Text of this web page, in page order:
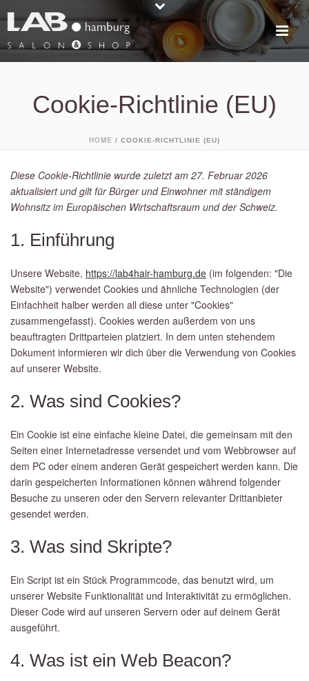
Cookie-Richtlinie (EU)
HOME / COOKIE-RICHTLINIE (EU)
Diese Cookie-Richtlinie wurde zuletzt am 27. Februar 2026
aktualisiert und gilt für Bürger und Einwohner mit ständigem
Wohnsitz im Europäischen Wirtschaftsraum und der Schweiz.
1. Einführung
Unsere Website, https://lab4hair-hamburg.de (im folgenden: "Die
Website") verwendet Cookies und ähnliche Technologien (der
Einfachheit halber werden all diese unter "Cookies"
zusammengefasst). Cookies werden außerdem von uns
beauftragten Drittparteien platziert. In dem unten stehendem
Dokument informieren wir dich über die Verwendung von Cookies
auf unserer Website.
2. Was sind Cookies?
Ein Cookie ist eine einfache kleine Datei, die gemeinsam mit den
Seiten einer Internetadresse versendet und vom Webbrowser auf
dem PC oder einem anderen Gerät gespeichert werden kann. Die
darin gespeicherten Informationen können während folgender
Besuche zu unseren oder den Servern relevanter Drittanbieter
gesendet werden.
3. Was sind Skripte?
Ein Script ist ein Stück Programmcode, das benutzt wird, um
unserer Website Funktionalität und Interaktivität zu ermöglichen.
Dieser Code wird auf unseren Servern oder auf deinem Gerät
ausgeführt.
4. Was ist ein Web Beacon?